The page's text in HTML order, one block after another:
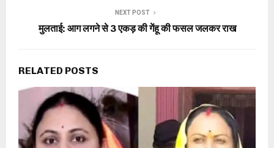
NEXT POST
मुलताई: आग लगने से 3 एकड़ की गेंहू की फसल जलकर राख
RELATED POSTS